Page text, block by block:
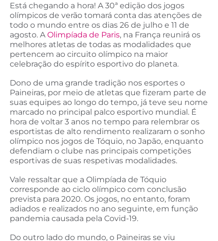
Está chegando a hora! A 30ª edição dos jogos
olímpicos de verão tomará conta das atenções de
todo o mundo entre os dias 26 de julho e 11 de
agosto. A Olimpíada de Paris, na França reunirá os
melhores atletas de todas as modalidades que
pertencem ao circuito olímpico na maior
celebração do espírito esportivo do planeta.
Dono de uma grande tradição nos esportes o
Paineiras, por meio de atletas que fizeram parte de
suas equipes ao longo do tempo, já teve seu nome
marcado no principal palco esportivo mundial. É
hora de voltar 3 anos no tempo para relembrar os
esportistas de alto rendimento realizaram o sonho
olímpico nos jogos de Tóquio, no Japão, enquanto
defendiam o clube nas principais competições
esportivas de suas respetivas modalidades.
Vale ressaltar que a Olimpíada de Tóquio
corresponde ao ciclo olímpico com conclusão
prevista para 2020. Os jogos, no entanto, foram
adiados e realizados no ano seguinte, em função
pandemia causada pela Covid-19.
Do outro lado do mundo, o Paineiras se viu